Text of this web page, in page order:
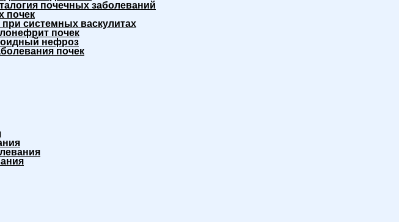
почечных заболеваний
почек
системных васкулитах
почек
нефроз
почек